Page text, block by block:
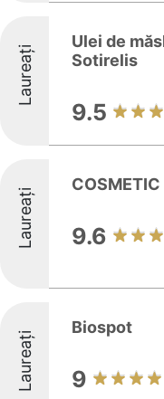
Laureați
Ulei de
Sotirelis
9.5
Laureați 9.6
Laureați
Biospot
9